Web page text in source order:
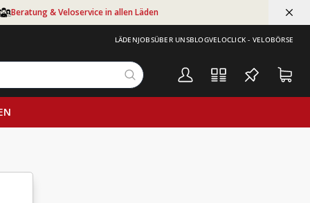
Beratung & Veloservice in allen Läden
LÄDENJOBSÜBER UNSBLOGVELOCLICK - VELOBÖRSE